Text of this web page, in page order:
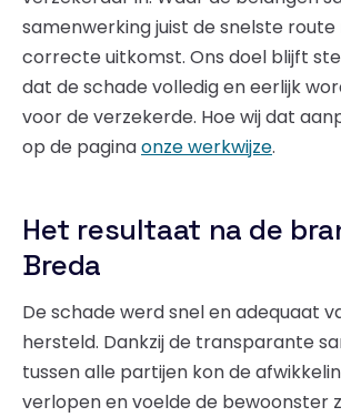
samenwerking juist de snelste
correcte uitkomst. Ons doel blijft
dat de schade volledig en eerlijk
voor de verzekerde. Hoe wij dat
op de paginaonze werkwijze.
Het resultaat na de
Breda
De schade werd snel en adequaat
hersteld. Dankzij de transparante
tussen alle partijen kon de
verlopen en voelde de bewoonster